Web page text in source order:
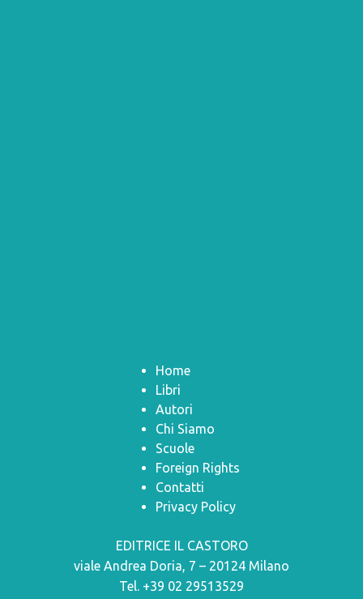
Home
Libri
Autori
Chi Siamo
Scuole
Foreign Rights
Contatti
Privacy Policy
EDITRICE IL CASTORO
viale Andrea Doria, 7 – 20124 Milano
Tel. +39 02 29513529